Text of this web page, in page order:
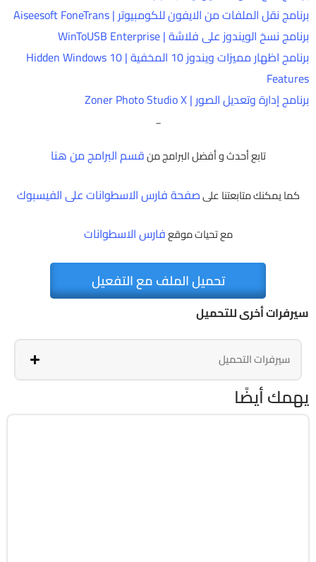
برنامج نقل الملفات من الايفون للكومبيوتر | Aiseesoft FoneTrans
برنامج نسخ الويندوز على فلاشة | WinToUSB Enterprise
برنامج اظهار مميزات ويندوز 10 المخفية | Hidden Windows 10
Features
برنامج إدارة وتعديل الصور | Zoner Photo Studio X
_
تابع أحدث و أفضل البرامج منقسم البرامج من هنا
كما يمكنك متابعتنا علىصفحة فارس الاسطوانات على الفيسبوك
مع تحيات موقعفارس الاسطوانات
تحميل الملف مع التفعيل
سيرفرات أخرى للتحميل
سيرفرات التحميل
يهمك أيضًا